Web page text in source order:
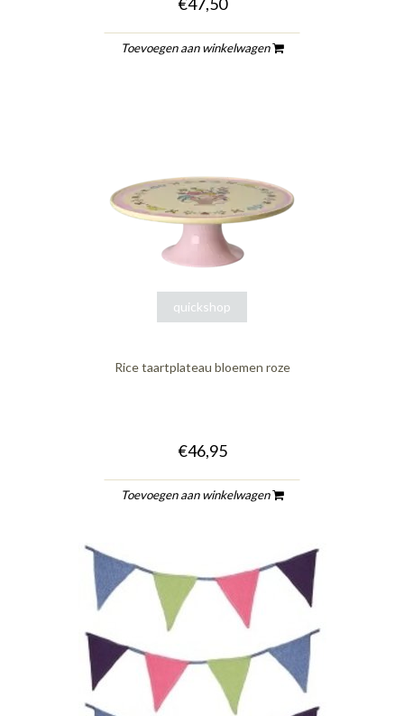
Toevoegen aan winkelwagen
quickshop
Rice taartplateau bloemen roze
€46,95
Toevoegen aan winkelwagen